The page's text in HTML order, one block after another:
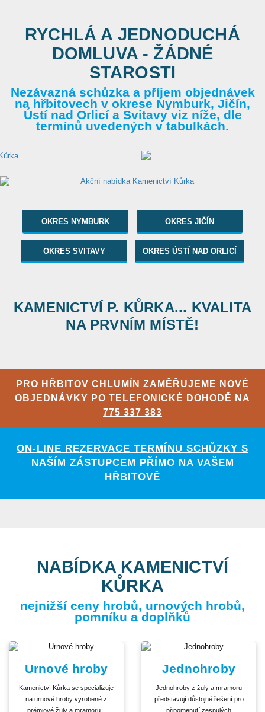
RYCHLÁ A JEDNODUCHÁ
DOMLUVA - ŽÁDNÉ
STAROSTI
Nezávazná schůzka a příjem objednávek
na hřbitovech v okrese Nymburk, Jičín,
Ústí nad Orlicí a Svitavy viz níže, dle
termínů uvedených v tabulkách.
OKRES NYMBURK OKRES JIČÍN
OKRES SVITAVY OKRES ÚSTÍ NAD ORLICÍ
KAMENICTVÍ P. KŮRKA... KVALITA
NA PRVNÍM MÍSTĚ!
PRO HŘBITOV CHLUMÍN ZAMĚŘUJEME NOVÉ
OBJEDNÁVKY PO TELEFONICKÉ DOHODĚ NA
775 337 383
ON-LINE REZERVACE TERMÍNU SCHŮZKY S
NAŠÍM ZÁSTUPCEM PŘÍMO NA VAŠEM
HŘBITOVĚ
NABÍDKA KAMENICTVÍ
KŮRKA
nejnižší ceny hrobů, urnových hrobů,
pomníku a doplňků
Urnové hroby
Kamenictví Kůrka se specializuje
na urnové hroby vyrobené z
prémiové žuly a mramoru...
Jednohroby
Jednohroby z žuly a mramoru
představují důstojné řešení pro
připomenutí zesnulých